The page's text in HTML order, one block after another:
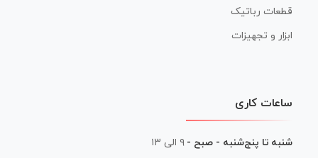
قطعات رباتیک
ابزار و تجهیزات
ساعات کاری
شنبه تا پنج‌شنبه - صبح - ۹ الی ۱۳